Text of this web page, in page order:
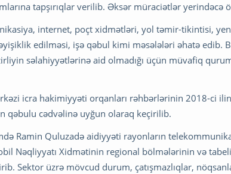
tapşırıqlar verilib. Əksər müraciətlər yerindəcə
internet, poçt xidmətləri, yol təmir-tikintisi,
edilməsi, işə qəbul kimi məsələləri əhatə edib.
səlahiyyətlərinə aid olmadığı üçün müvafiq
icra hakimiyyəti orqanları rəhbərlərinin 2018-ci
qəbulu cədvəlinə uyğun olaraq keçirilib.
Ramin Quluzadə aidiyyəti rayonların
Nəqliyyatı Xidmətinin regional bölmələrinin və
Sektor üzrə mövcud durum, çatışmazlıqlar,